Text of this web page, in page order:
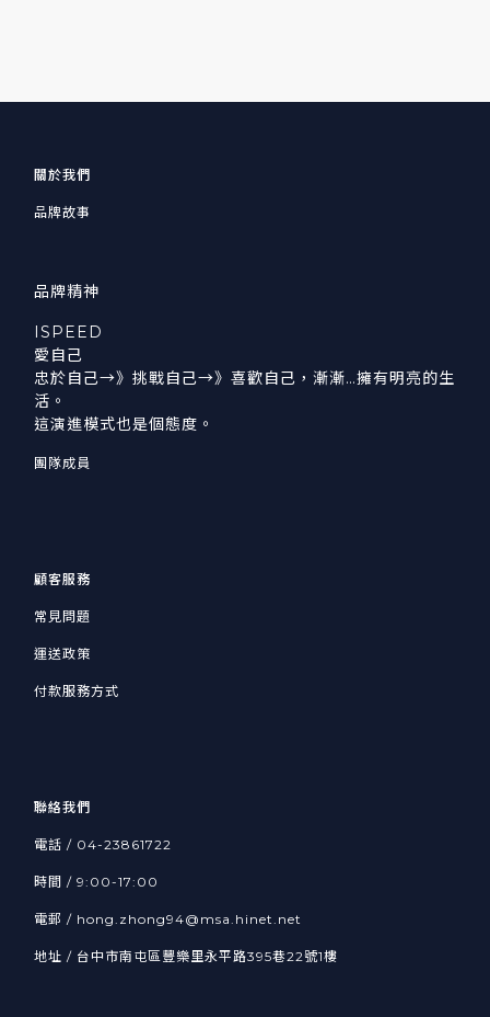
關於我們
品牌故事
品牌精神
ISPEED
愛自己
忠於自己→》挑戰自己→》喜歡自己，漸漸…擁有明亮的生
活。
這演進模式也是個態度。
團隊成員
顧客服務
常見問題
運送政策
付款服務方式
聯絡我們
電話 / 04-23861722
時間 / 9:00-17:00
電郵 / hong.zhong94@msa.hinet.net
地址 / 台中市南屯區豐樂里永平路395巷22號1樓